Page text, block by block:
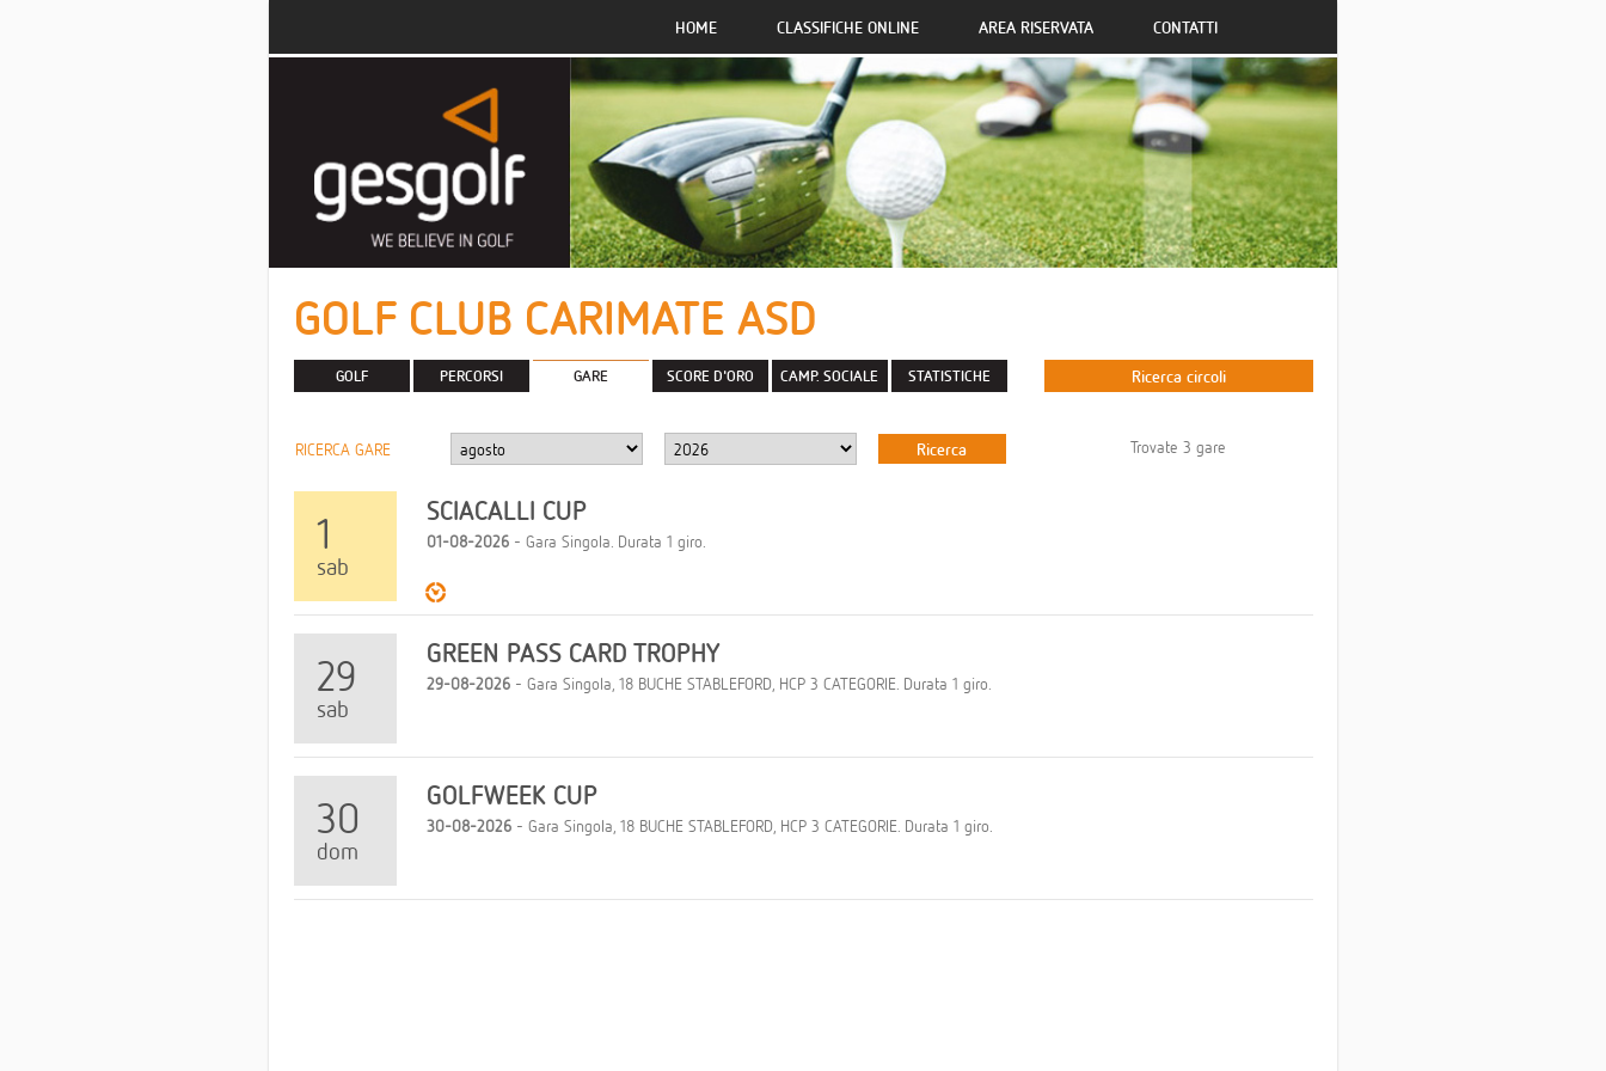
HOME CLASSIFICHE ONLINE AREA RISERVATA CONTATTI
GOLF CLUB CARIMATE ASD
GOLF PERCORSI GARE SCORE D'ORO CAMP. SOCIALE STATISTICHE
RICERCA GARE
Ricerca circoli
Trovate 3 gare
1
sab
SCIACALLI CUP
01-08-2026- Gara Singola. Durata 1 giro.
29
sab
GREEN PASS CARD TROPHY
29-08-2026- Gara Singola, 18 BUCHE STABLEFORD, HCP 3 CATEGORIE. Durata 1 giro.
30
dom
GOLFWEEK CUP
30-08-2026- Gara Singola, 18 BUCHE STABLEFORD, HCP 3 CATEGORIE. Durata 1 giro.